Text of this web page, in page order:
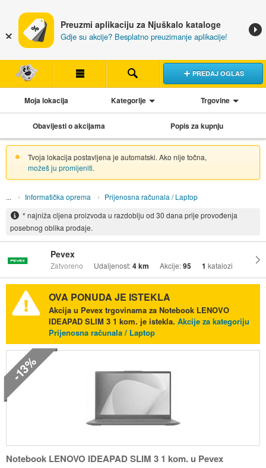
Preuzmi aplikaciju za Njuškalo kataloge
Gdje su akcije? Besplatno preuzimanje aplikacije!
PREDAJ OGLAS
Moja lokacija Kategorije Trgovine
Obavijesti o akcijama Popis za kupnju
Tvoja lokacija postavljena je automatski. Ako nije točna,
možeš ju promijeniti.
Informatička oprema
Prijenosna računala / Laptop
* najniža cijena proizvoda u razdoblju od 30 dana prije provođenja
posebnog oblika prodaje.
Pevex
Zatvoreno Udaljenost:4 km Akcije:95 1 katalozi
OVA PONUDA JE ISTEKLA
Akcija u Pevex trgovinama za Notebook LENOVO
IDEAPAD SLIM 3 1 kom. je istekla. Akcije za kategoriju
Prijenosna računala / Laptop
-13%
Notebook LENOVO IDEAPAD SLIM 3 1 kom. u Pevex